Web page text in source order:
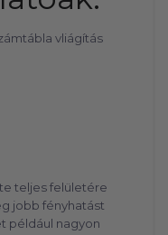
vliágítás
teljes felületére
jobb fényhatást
például nagyon